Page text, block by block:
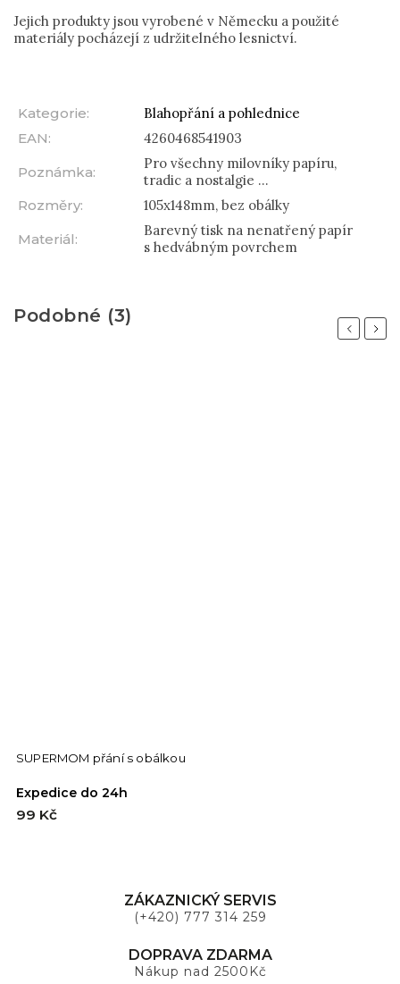
Jejich produkty jsou vyrobené v Německu a použité
materiály pocházejí z udržitelného lesnictví.
Kategorie:
Blahopřání a pohlednice
EAN:
4260468541903
Poznámka:
Pro všechny milovníky papíru,
tradic a nostalgie ...
Rozměry:
105x148mm, bez obálky
Materiál:
Barevný tisk na nenatřený papír
s hedvábným povrchem
Podobné (3)
Previous
SUPERMOM přání s obálkou
Expedice do 24h
99 Kč
Next
ZÁKAZNICKÝ SERVIS
(+420) 777 314 259
DOPRAVA ZDARMA
Nákup nad 2500Kč